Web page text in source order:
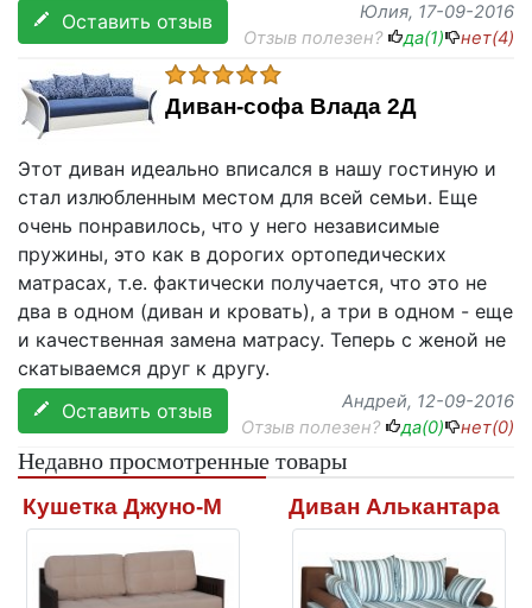
Оставить отзыв
Юлия, 17-09-2016
Отзыв полезен?
да(1) нет(4)
Диван-софа Влада 2Д
Этот диван идеально вписался в нашу гостиную и
стал излюбленным местом для всей семьи. Еще
очень понравилось, что у него независимые
пружины, это как в дорогих ортопедических
матрасах, т.е. фактически получается, что это не
два в одном (диван и кровать), а три в одном - еще
и качественная замена матрасу. Теперь с женой не
скатываемся друг к другу.
Оставить отзыв
Андрей, 12-09-2016
Отзыв полезен?
да(0) нет(0)
Недавно просмотренные товары
Кушетка Джуно-М Диван Алькантара